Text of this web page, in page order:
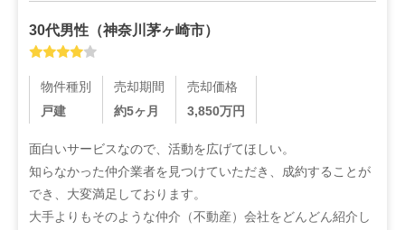
30代男性 （神奈川茅ヶ崎市）
物件種別
戸建
売却期間
約5ヶ月
売却価格
3,850万円
面白いサービスなので、活動を広げてほしい。
知らなかった仲介業者を見つけていただき、成約することが
でき、大変満足しております。
大手よりもそのような仲介（不動産）会社をどんどん紹介し